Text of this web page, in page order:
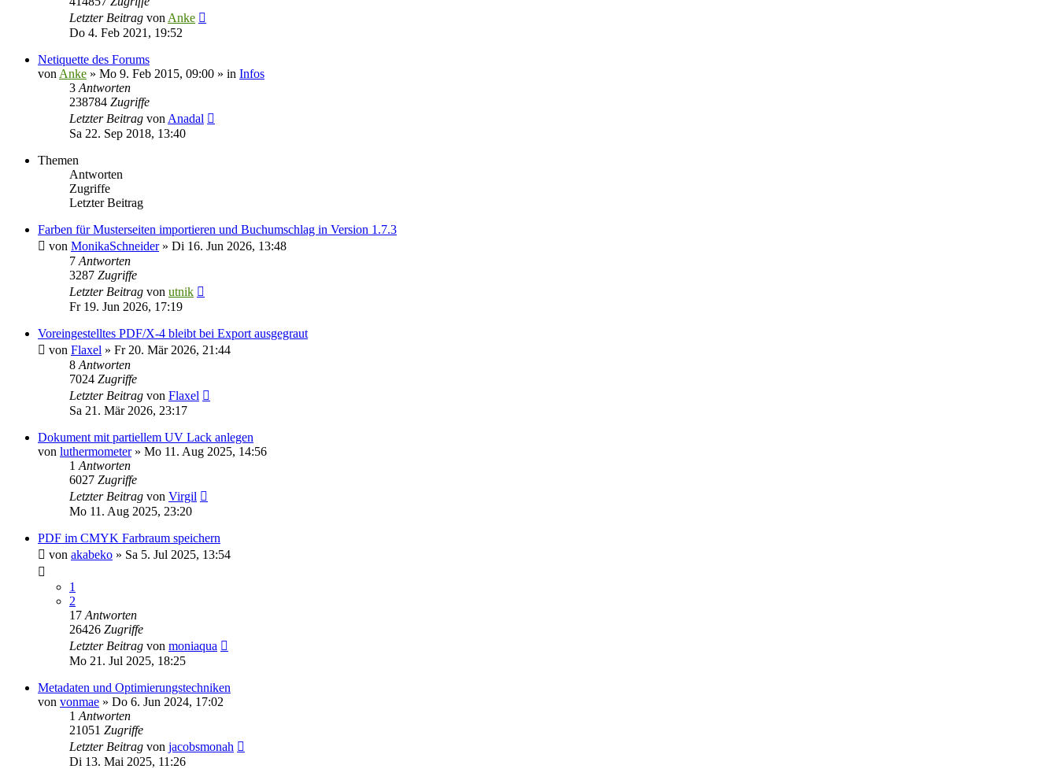
Letzter Beitrag von Anke
Do 4. Feb 2021, 19:52
Netiquette des Forums
von Anke » Mo 9. Feb 2015, 09:00 » in Infos
3 Antworten
238784 Zugriffe
Letzter Beitrag von Anadal
Sa 22. Sep 2018, 13:40
Themen
Antworten
Zugriffe
Letzter Beitrag
Farben für Musterseiten importieren und Buchumschlag in Version 1.7.3
von MonikaSchneider» Di 16. Jun 2026, 13:48
7 Antworten
3287 Zugriffe
Letzter Beitrag von utnik
Fr 19. Jun 2026, 17:19
Voreingestelltes PDF/X-4 bleibt bei Export ausgegraut
von Flaxel » Fr 20. Mär 2026, 21:44
8 Antworten
7024 Zugriffe
Letzter Beitrag von Flaxel
Sa 21. Mär 2026, 23:17
Dokument mit partiellem UV Lack anlegen
von luthermometer» Mo 11. Aug 2025, 14:56
1 Antworten
6027 Zugriffe
Letzter Beitrag von Virgil
Mo 11. Aug 2025, 23:20
PDF im CMYK Farbraum speichern
von akabeko » Sa 5. Jul 2025, 13:54
1
2
17 Antworten
26426 Zugriffe
Letzter Beitrag von moniaqua
Mo 21. Jul 2025, 18:25
Metadaten und Optimierungstechniken
von vonmae » Do 6. Jun 2024, 17:02
1 Antworten
21051 Zugriffe
Letzter Beitrag von jacobsmonah
Di 13. Mai 2025, 11:26